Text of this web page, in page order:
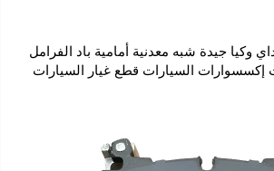
وكيا جيدة شبه معدنية أمامية باد الفرامل
إكسسوارات السيارات قطع غيار السيارات